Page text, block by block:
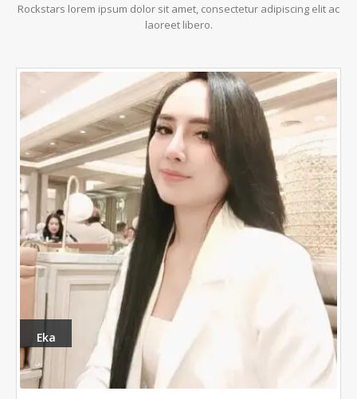
Rockstars lorem ipsum dolor sit amet, consectetur adipiscing elit ac
laoreet libero.
Eka